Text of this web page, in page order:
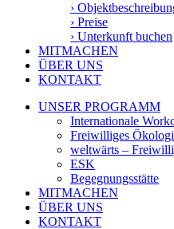
›
› Preise
› Unterkunft buchen
MITMACHEN
ÜBER UNS
KONTAKT
UNSER PROGRAMM
Internationale
Freiwilliges
weltwärts –
ESK
Begegnungsstätte
MITMACHEN
ÜBER UNS
KONTAKT